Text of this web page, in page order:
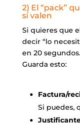
2) El “pack”
sí valen
Si quieres que
decir “lo
en 20 segundos.
Guarda esto:
Factura/
Si puedes,